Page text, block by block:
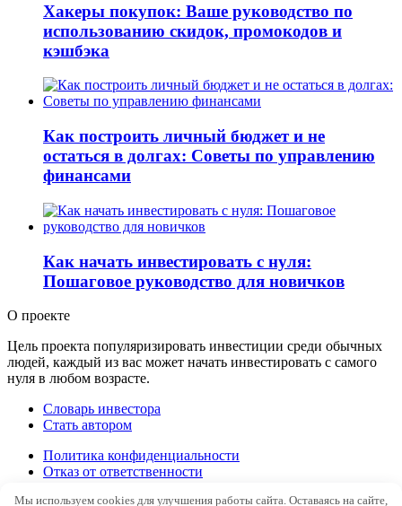
Хакеры покупок: Ваше руководство по
использованию скидок, промокодов и
кэшбэка
Как построить личный бюджет и не
остаться в долгах: Советы по управлению
финансами
Как начать инвестировать с нуля:
Пошаговое руководство для новичков
О проекте
Цель проекта популяризировать инвестиции среди обычных
людей, каждый из вас может начать инвестировать с самого
нуля в любом возрасте.
Словарь инвестора
Стать автором
Политика конфиденциальности
Отказ от ответственности
Мы используем cookies для улучшения работы сайта. Оставаясь на сайте,